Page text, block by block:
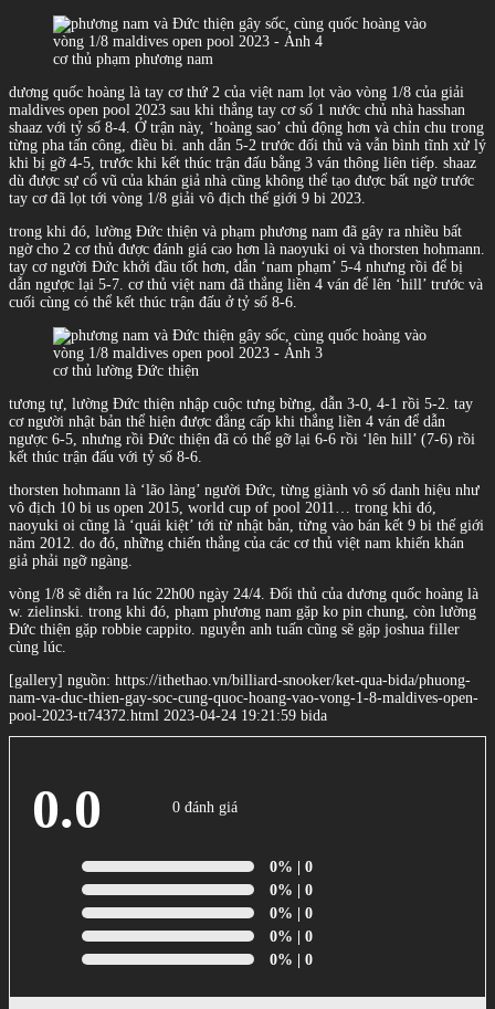
cơ thủ phạm phương nam
dương quốc hoàng là tay cơ thứ 2 của việt nam lọt vào vòng 1/8 của giải
maldives open pool 2023 sau khi thắng tay cơ số 1 nước chủ nhà hasshan
shaaz với tỷ số 8-4. Ở trận này, ‘hoàng sao’ chủ động hơn và chỉn chu trong
từng pha tấn công, điều bi. anh dẫn 5-2 trước đối thủ và vẫn bình tĩnh xử lý
khi bị gỡ 4-5, trước khi kết thúc trận đấu bằng 3 ván thông liên tiếp. shaaz
dù được sự cổ vũ của khán giả nhà cũng không thể tạo được bất ngờ trước
tay cơ đã lọt tới vòng 1/8 giải vô địch thế giới 9 bi 2023.
trong khi đó, lường Đức thiện và phạm phương nam đã gây ra nhiều bất
ngờ cho 2 cơ thủ được đánh giá cao hơn là naoyuki oi và thorsten hohmann.
tay cơ người Đức khởi đầu tốt hơn, dẫn ‘nam phạm’ 5-4 nhưng rồi để bị
dẫn ngược lại 5-7. cơ thủ việt nam đã thắng liền 4 ván để lên ‘hill’ trước và
cuối cùng có thể kết thúc trận đấu ở tỷ số 8-6.
cơ thủ lường Đức thiện
tương tự, lường Đức thiện nhập cuộc tưng bừng, dẫn 3-0, 4-1 rồi 5-2. tay
cơ người nhật bản thể hiện được đẳng cấp khi thắng liền 4 ván để dẫn
ngược 6-5, nhưng rồi Đức thiện đã có thể gỡ lại 6-6 rồi ‘lên hill’ (7-6) rồi
kết thúc trận đấu với tỷ số 8-6.
thorsten hohmann là ‘lão làng’ người Đức, từng giành vô số danh hiệu như
vô địch 10 bi us open 2015, world cup of pool 2011… trong khi đó,
naoyuki oi cũng là ‘quái kiệt’ tới từ nhật bản, từng vào bán kết 9 bi thế giới
năm 2012. do đó, những chiến thắng của các cơ thủ việt nam khiến khán
giả phải ngỡ ngàng.
vòng 1/8 sẽ diễn ra lúc 22h00 ngày 24/4. Đối thủ của dương quốc hoàng là
w. zielinski. trong khi đó, phạm phương nam gặp ko pin chung, còn lường
Đức thiện gặp robbie cappito. nguyễn anh tuấn cũng sẽ gặp joshua filler
cùng lúc.
[gallery] nguồn: https://ithethao.vn/billiard-snooker/ket-qua-bida/phuong-
nam-va-duc-thien-gay-soc-cung-quoc-hoang-vao-vong-1-8-maldives-open-
pool-2023-tt74372.html 2023-04-24 19:21:59 bida
0.0 0 đánh giá
0% | 0
0% | 0
0% | 0
0% | 0
0% | 0